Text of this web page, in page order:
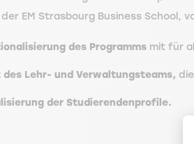
EM Strasbourg Business School,
des Programms mit für
des Lehr- und Verwaltungsteams,
der Studierendenprofile.